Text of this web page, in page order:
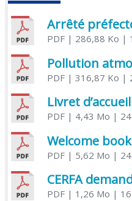
PDF| 286,88 Ko |
Pollution
PDF| 316,87 Ko |
Livret
PDF| 4,43 Mo | 24
Welcome
PDF| 5,62 Mo | 24
PDF| 1,26 Mo | 16